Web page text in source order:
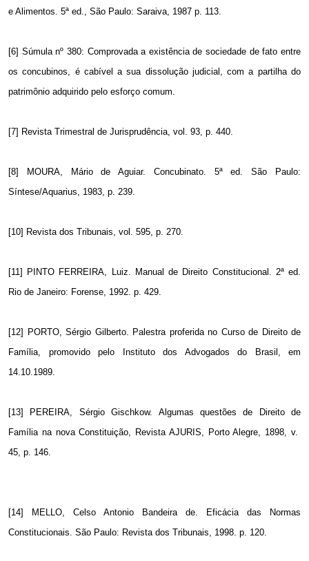
e Alimentos. 5ª ed., São Paulo: Saraiva, 1987 p. 113.
[6] Súmula nº 380: Comprovada a existência de sociedade de fato entre
os concubinos, é cabível a sua dissolução judicial, com a partilha do
patrimônio adquirido pelo esforço comum.
[7] Revista Trimestral de Jurisprudência, vol. 93, p. 440.
[8] MOURA, Mário de Aguiar. Concubinato. 5ª ed. São Paulo:
Síntese/Aquarius, 1983, p. 239.
[10] Revista dos Tribunais, vol. 595, p. 270.
[11] PINTO FERREIRA, Luiz. Manual de Direito Constitucional. 2ª ed.
Rio de Janeiro: Forense, 1992. p. 429.
[12] PORTO, Sérgio Gilberto. Palestra proferida no Curso de Direito de
Família, promovido pelo Instituto dos Advogados do Brasil, em
14.10.1989.
[13] PEREIRA, Sérgio Gischkow. Algumas questões de Direito de
Família na nova Constituição, Revista AJURIS, Porto Alegre, 1898, v.
45, p. 146.
[14] MELLO, Celso Antonio Bandeira de. Eficácia das Normas
Constitucionais. São Paulo: Revista dos Tribunais, 1998. p. 120.